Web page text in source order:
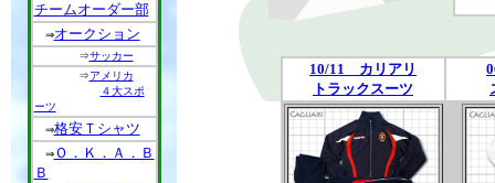
チームオーダー部
⇒オークション
⇒サッカー
⇒アメリカ
４大スポ
ーツ
⇒格安Ｔシャツ
⇒Ｏ．Ｋ．Ａ．Ｂ
Ｂ
10/11 カリアリ
トラックスーツ